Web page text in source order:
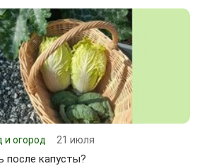
и огород 21 июля
после капусты?